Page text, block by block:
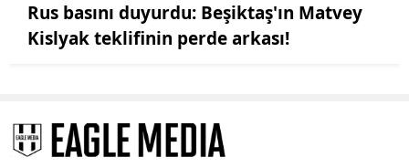
Rus basını duyurdu: Beşiktaş'ın Matvey
Kislyak teklifinin perde arkası!